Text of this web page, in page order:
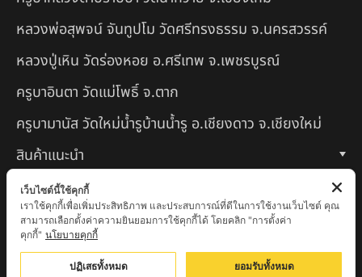
หลวงพ่อสุพจน์ จันทูปโม วัดศรีทรงธรรม จ.นครสวรรค์
หลวงปู่เหิน วัดร่องหอย อ.ศรีเทพ จ.เพชรบูรณ์
ครูบาอินตา วัดแม่โพธิ์ จ.ตาก
ครูบามานัส วัดใหม่น้ำรูบ้านน้ำรู อ.เชียงดาว จ.เชียงใหม่
สินค้าแนะนำ
หลวงปู่แม่น สำนักสงฆ์เขาจันทร์ ต.โค่กสะอาด อ.ศรีเทพ
จ.เพชรบูรณ์
หลวงปู่พระครูเฒ่า (พระครูวิสุทธิวาที) วัดศิริมงคล
อ.ศรีเทพ จ.เพชรบูรณ์
เว็บไซต์นี้ใช้คุกกี้
เราใช้คุกกี้เพื่อเพิ่มประสิทธิภาพ และประสบการณ์ที่ดีในการใช้งานเว็บไซต์ คุณ
สามารถเลือกตั้งค่าความยินยอมการใช้คุกกี้ได้ โดยคลิก "การตั้งค่า
คุกกี้" นโยบายคุกกี้
ปฏิเสธทั้งหมด ยอมรับทั้งหมด